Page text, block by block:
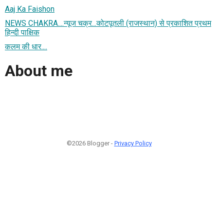
Aaj Ka Faishon
NEWS CHAKRA....न्यूज चक्र...कोटपूतली (राजस्थान) से प्रकाशित प्रथम
हिन्दी पाक्षिक
कलम की धार....
About me
©2026 Blogger - Privacy Policy